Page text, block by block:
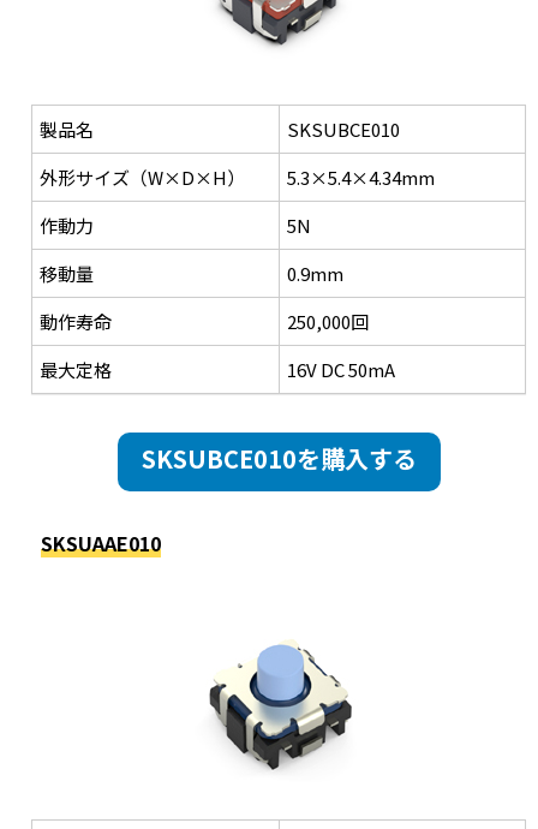
製品名
SKSUBCE010
外形サイズ（W×D×H）
5.3×5.4×4.34mm
作動力
5N
移動量
0.9mm
動作寿命
250,000回
最大定格
16V DC 50mA
SKSUBCE010を購入する
SKSUAAE010